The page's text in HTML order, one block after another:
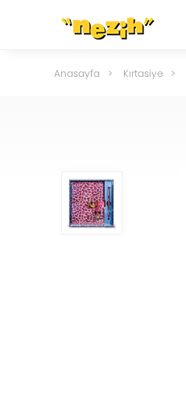
Anasayfa Kırtasiye